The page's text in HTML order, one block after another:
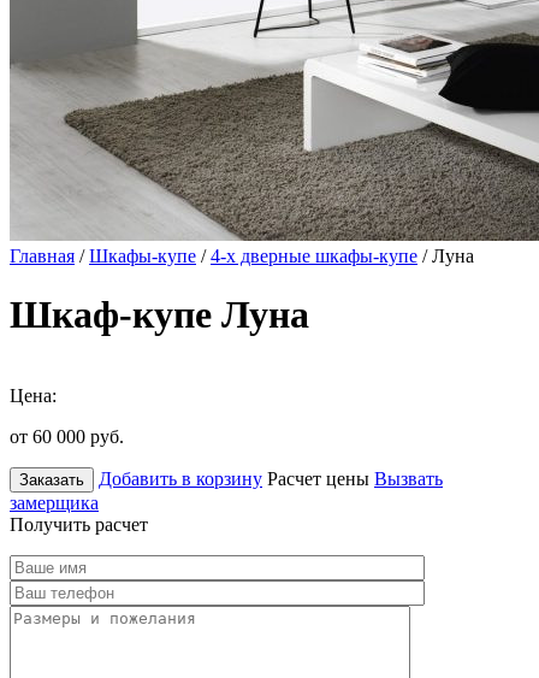
Главная /Шкафы-купе /4-х дверные шкафы-купе / Луна
Шкаф-купе Луна
Цена:
от 60 000 руб.
Заказать Добавить в корзину Расчет цены Вызвать
замерщика
Получить расчет